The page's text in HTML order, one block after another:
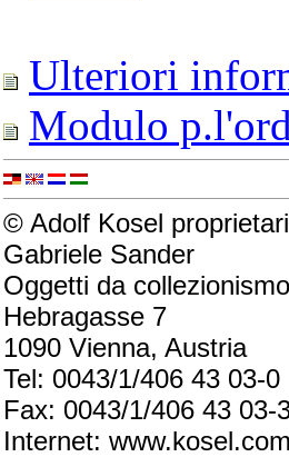
Ulteriori
Modulo
© Adolf Kosel
Gabriele Sander
Oggetti da collezionismo
Hebragasse 7
1090 Vienna, Austria
Tel: 0043/1/406 43 03-0
Fax: 0043/1/406 43 03-
Internet: www.kosel.com